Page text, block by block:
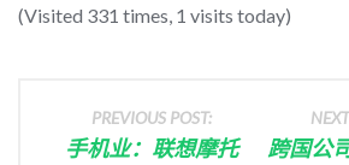
(Visited 331 times, 1 visits today)
PREVIOUS POST:
手机业：联想摩托
跨国公